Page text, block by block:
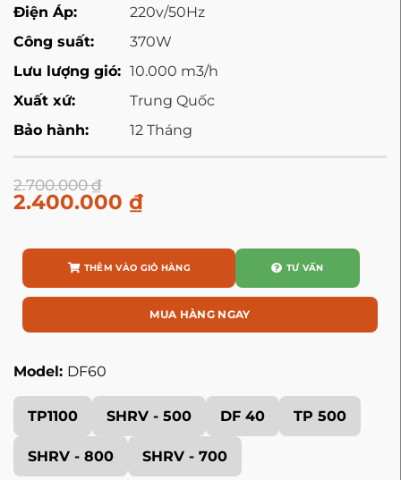
Điện Áp:
220v/50Hz
Công suất:
370W
Lưu lượng gió: 10.000 m3/h
Xuất xứ:
Trung Quốc
Bảo hành:
12 Tháng
2.700.000₫
2.400.000 ₫
THÊM VÀO GIỎ HÀNG
MUA HÀNG NGAY
TƯ VẤN
Model: DF60
TP1100 SHRV - 500 DF 40 TP 500
SHRV - 800 SHRV - 700